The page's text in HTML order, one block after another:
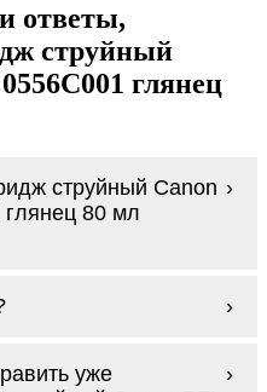
ответы,
струйный
глянец
струйный Canon
80 мл
это бесплатно
струйный Canon
глянец 80 мл
уже